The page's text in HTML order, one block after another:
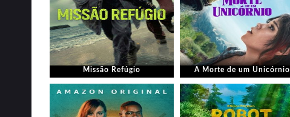
Missão Refúgio A Morte de um Unicórnio